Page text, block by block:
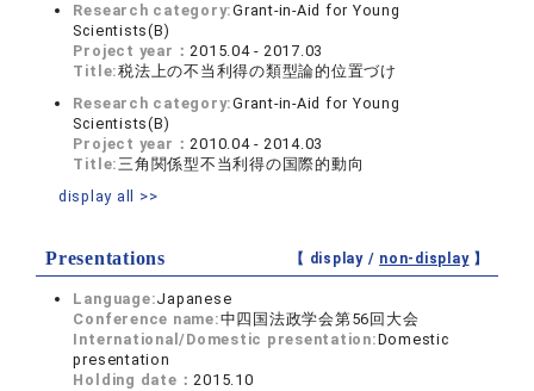
Research category:Grant-in-Aid for Young
Scientists(B)
Project year：2015.04 - 2017.03
Title:税法上の不当利得の類型論的位置づけ
Research category:Grant-in-Aid for Young
Scientists(B)
Project year：2010.04 - 2014.03
Title:三角関係型不当利得の国際的動向
display all >>
Presentations 【 display / non-display】
Language:Japanese
Conference name:中四国法政学会第56回大会
International/Domestic presentation:Domestic
presentation
Holding date：2015.10